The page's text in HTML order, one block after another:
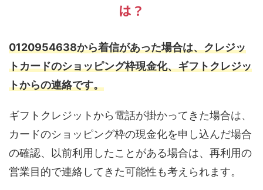
は？
0120954638から着信があった場合は、クレジッ
トカードのショッピング枠現金化、ギフトクレジッ
トからの連絡です。
ギフトクレジットから電話が掛かってきた場合は、
カードのショッピング枠の現金化を申し込んだ場合
の確認、以前利用したことがある場合は、再利用の
営業目的で連絡してきた可能性も考えられます。